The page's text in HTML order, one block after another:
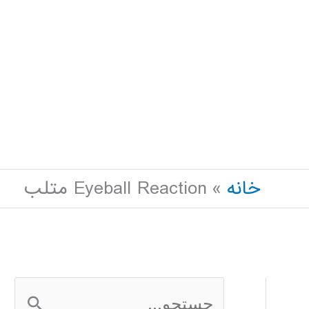
خانه
Eyeball Reaction متلب